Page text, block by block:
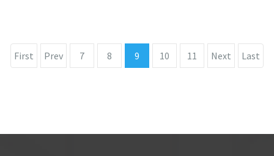
First Prev 7 8 9 10 11 Next Last